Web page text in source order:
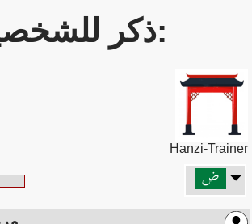
ذكر للشخصية:
Hanzi-Trainer